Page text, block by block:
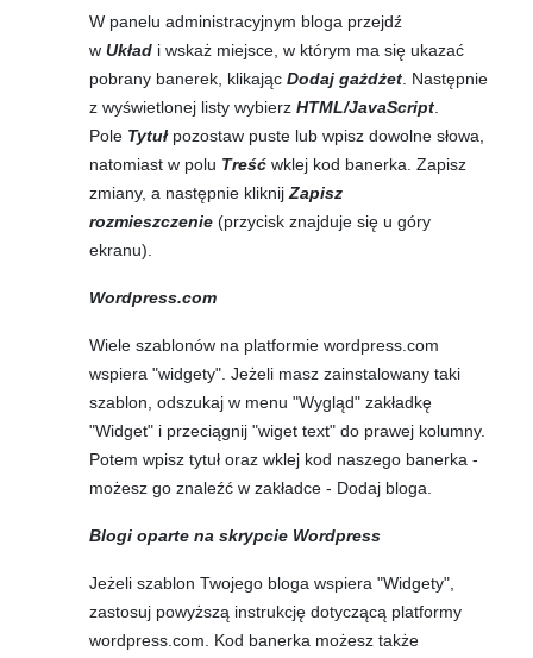
W panelu administracyjnym bloga przejdź
w Układ i wskaż miejsce, w którym ma się ukazać
pobrany banerek, klikając Dodaj gażdżet Następnie
z wyświetlonej listy wybierz HTML/JavaScript
Pole Tytułpozostaw puste lub wpisz dowolne słowa,
natomiast w polu Treść wklej kod banerka. Zapisz
zmiany, a następnie kliknij Zapisz
rozmieszczenie (przycisk znajduje się u góry
ekranu).
Wordpress.com
Wiele szablonów na platformie wordpress.com
wspiera "widgety". Jeżeli masz zainstalowany taki
szablon, odszukaj w menu "Wygląd" zakładkę
"Widget" i przeciągnij "wiget text" do prawej kolumny.
Potem wpisz tytuł oraz wklej kod naszego banerka -
możesz go znaleźć w zakładce - Dodaj bloga.
Blogi oparte na skrypcie Wordpress
Jeżeli szablon Twojego bloga wspiera "Widgety",
zastosuj powyższą instrukcję dotyczącą platformy
wordpress.com. Kod banerka możesz także